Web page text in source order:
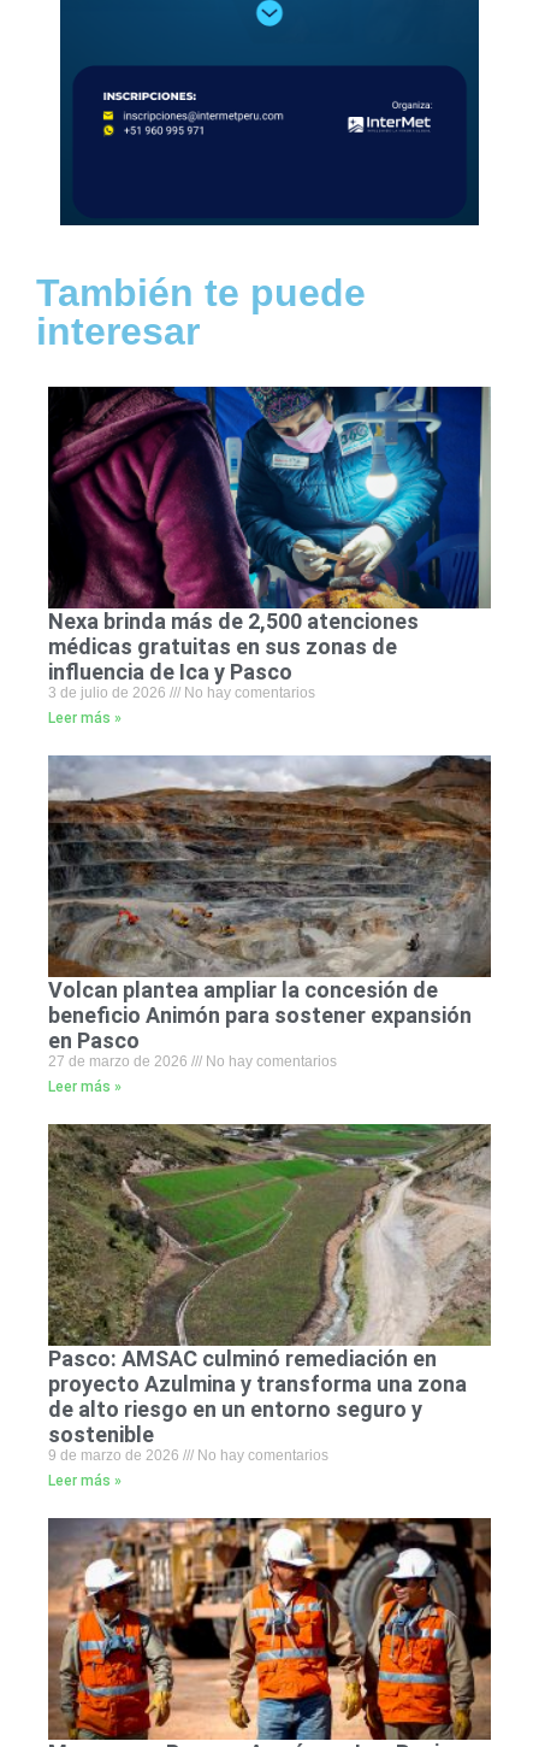
También te puede
interesar
Nexa brinda más de 2,500 atenciones
médicas gratuitas en sus zonas de
influencia de Ica y Pasco
3 de julio de 2026
No hay comentarios
Leer más »
Volcan plantea ampliar la concesión de
beneficio Animón para sostener expansión
en Pasco
27 de marzo de 2026
No hay comentarios
Leer más »
Pasco: AMSAC culminó remediación en
proyecto Azulmina y transforma una zona
de alto riesgo en un entorno seguro y
sostenible
9 de marzo de 2026
No hay comentarios
Leer más »